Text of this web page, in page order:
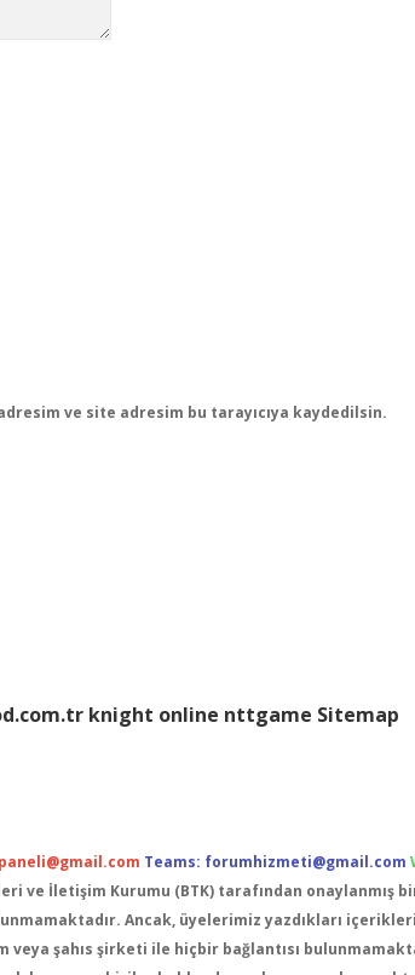
ve site adresim bu tarayıcıya kaydedilsin.
knight online nttgame Sitemap
Teams: forumhizmeti@gmail.com
ve İletişim Kurumu (BTK) tarafından
Ancak, üyelerimiz yazdıkları
şahıs şirketi ile hiçbir bağlantısı